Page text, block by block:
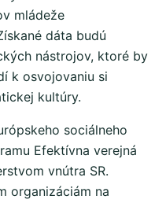
mládeže
dáta budú
nástrojov, ktoré by
k osvojovaniu si
kultúry.
sociálneho
Efektívna verejná
vnútra SR.
organizáciám na